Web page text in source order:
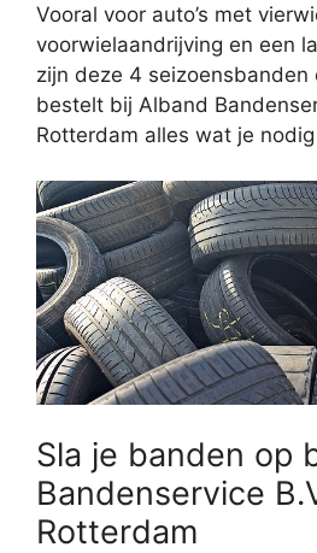
Vooral voor auto’s met
voorwielaandrijving en een
zijn deze 4 seizoensbanden
bestelt bij Alband
Rotterdam alles wat je
Sla je banden op
Bandenservice
Rotterdam